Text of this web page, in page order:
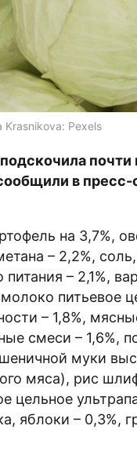
Krasnikova: Pexels
почти
в
на 3,7%,
– 2,2%,
– 2,1%,
питьевое
– 1,8%,
смеси – 1,6%,
муки
мяса), рис
цельное
яблоки – 0,3%,